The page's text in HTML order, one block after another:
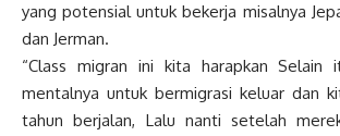
yang potensial untuk bekerja misalnya
dan Jerman.
“Class migran ini kita harapkan Selain
mentalnya untuk bermigrasi keluar dan
tahun berjalan, Lalu nanti setelah